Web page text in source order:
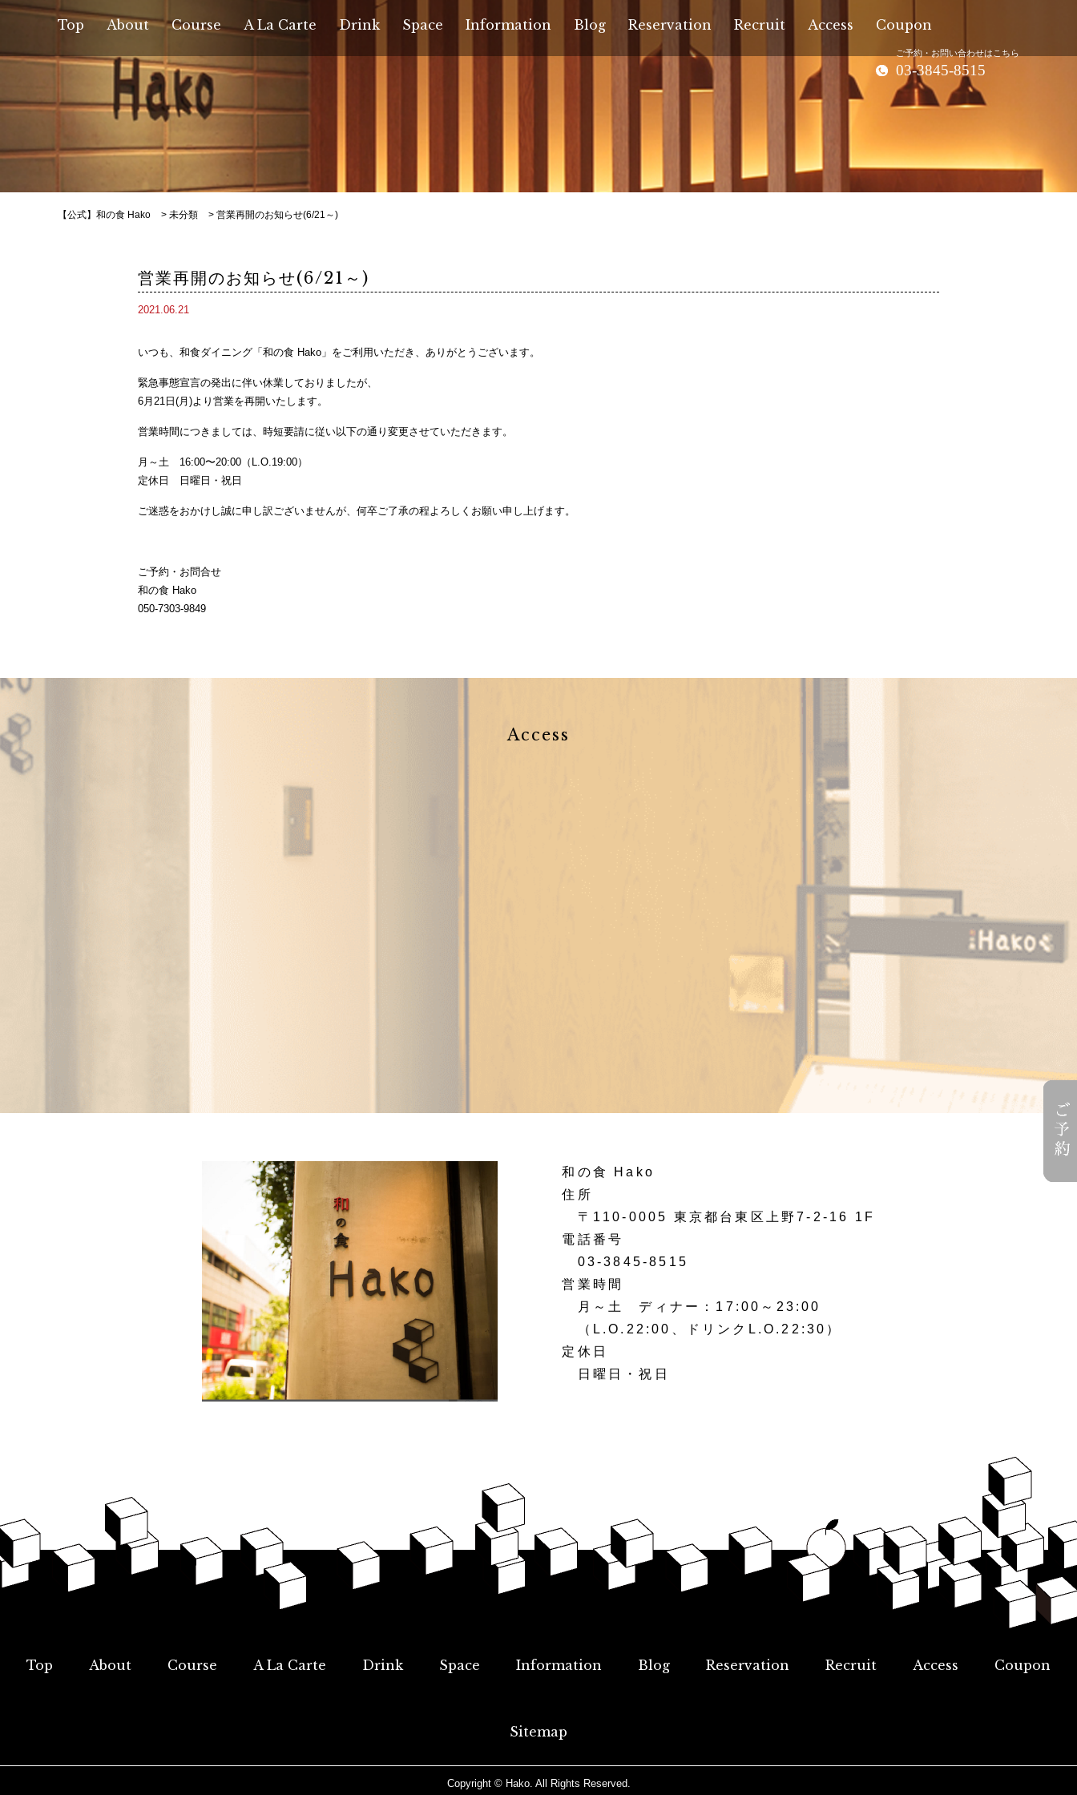
Top About Course A La Carte Drink Space Information Blog Reservation Recruit Access Coupon
ご予約・お問い合わせはこちら
03-3845-8515
【公式】和の食 Hako > 未分類 > 営業再開のお知らせ(6/21～)
営業再開のお知らせ(6/21～)
2021.06.21
いつも、和食ダイニング「和の食 Hako」をご利用いただき、ありがとうございます。
緊急事態宣言の発出に伴い休業しておりましたが、
6月21日(月)より営業を再開いたします。
営業時間につきましては、時短要請に従い以下の通り変更させていただきます。
月～土 16:00〜20:00（L.O.19:00）
定休日 日曜日・祝日
ご迷惑をおかけし誠に申し訳ございませんが、何卒ご了承の程よろしくお願い申し上げます。
ご予約・お問合せ
和の食 Hako
050-7303-9849
Access
和の食 Hako
住所
〒110-0005 東京都台東区上野7-2-16 1F
電話番号
03-3845-8515
営業時間
月～土 ディナー：17:00～23:00
（L.O.22:00、ドリンクL.O.22:30）
定休日
日曜日・祝日
Top About Course A La Carte Drink Space Information Blog Reservation Recruit Access Coupon
Sitemap
Copyright © Hako. All Rights Reserved.